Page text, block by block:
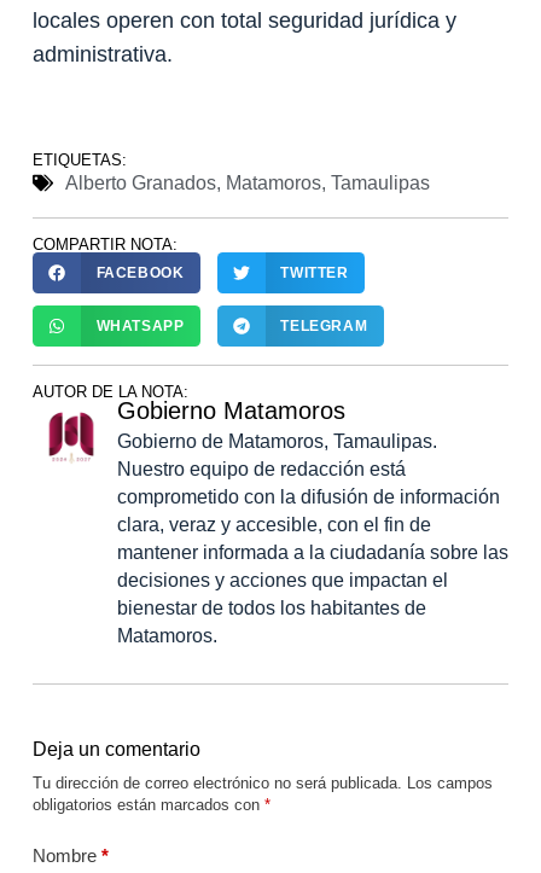
locales operen con total seguridad jurídica y
administrativa.
ETIQUETAS:
Alberto Granados, Matamoros, Tamaulipas
COMPARTIR NOTA:
FACEBOOK TWITTER
WHATSAPP TELEGRAM
AUTOR DE LA NOTA:
Gobierno Matamoros
Gobierno de Matamoros, Tamaulipas.
Nuestro equipo de redacción está
comprometido con la difusión de información
clara, veraz y accesible, con el fin de
mantener informada a la ciudadanía sobre las
decisiones y acciones que impactan el
bienestar de todos los habitantes de
Matamoros.
Deja un comentario
Tu dirección de correo electrónico no será publicada.
Los campos
obligatorios están marcados con *
Nombre*